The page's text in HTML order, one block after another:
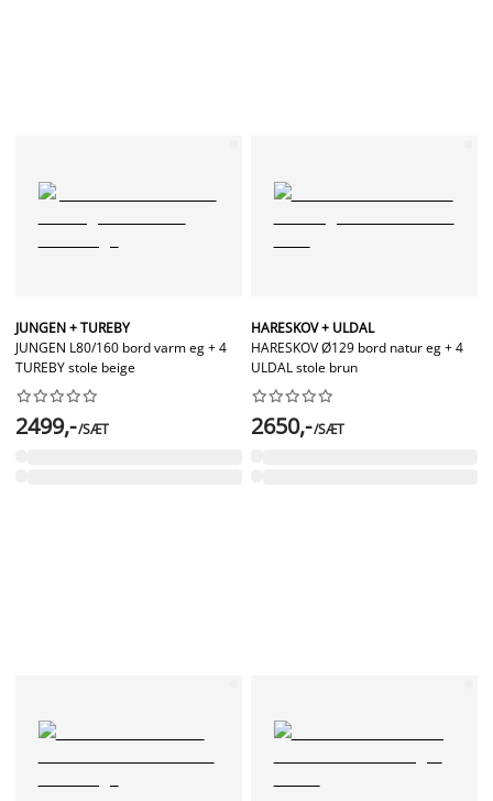
JUNGEN + TUREBY
JUNGEN L80/160 bord varm eg + 4
TUREBY stole beige






2499,-/SÆT
HARESKOV + ULDAL
HARESKOV Ø129 bord natur eg + 4
ULDAL stole brun






2650,-/SÆT